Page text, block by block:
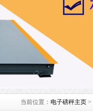
当前位置： 电子磅秤主页 >